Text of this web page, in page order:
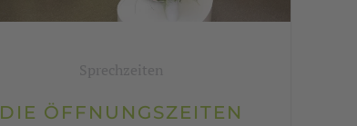
DIE ÖFFNUNGSZEITEN